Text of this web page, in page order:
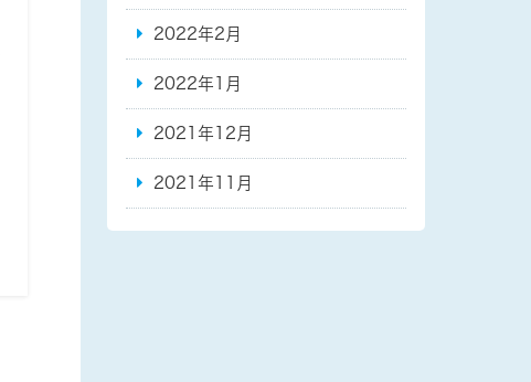
2022年2月
2022年1月
2021年12月
2021年11月